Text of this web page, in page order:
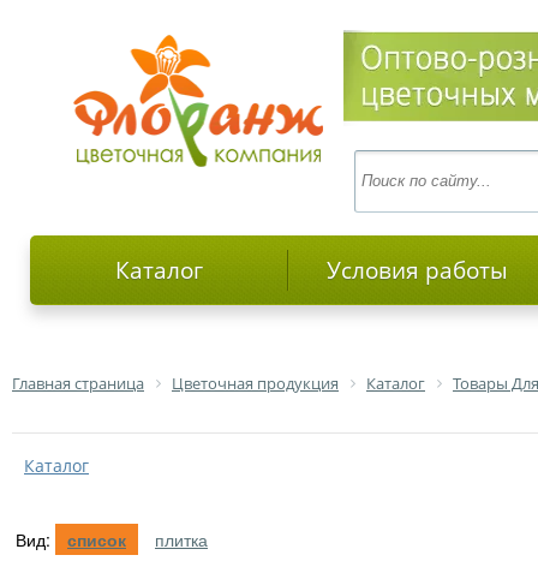
Каталог Условия работы
Главная страница Цветочная продукция Каталог Товары
Каталог
Вид: список плитка